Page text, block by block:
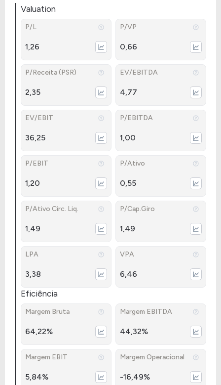
Valuation
P/L
1,26
P/VP
0,66
P/Receita (PSR)
2,35
EV/EBITDA
4,77
EV/EBIT
36,25
P/EBITDA
1,00
P/EBIT
1,20
P/Ativo
0,55
P/Ativo Circ. Liq.
1,49
P/Cap.Giro
1,49
LPA
3,38
VPA
6,46
Eficiência
Margem Bruta
64,22%
Margem EBITDA
44,32%
Margem EBIT
5,84%
Margem Operacional
-16,49%